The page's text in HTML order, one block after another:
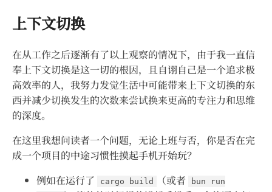
上下文切换
在从工作之后逐渐有了以上观察的情况下，由于我一直信
奉上下文切换是这一切的根因，且自诩自己是一个追求极
高效率的人，我努力发觉生活中可能带来上下文切换的东
西并减少切换发生的次数来尝试换来更高的专注力和思维
的深度。
在这里我想问读者一个问题，无论上班与否，你是否在完
成一个项目的中途习惯性摸起手机开始玩？
例如在运行了
cargo build （或者
bun run